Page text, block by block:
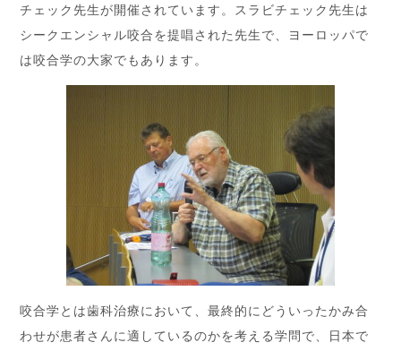
チェック先生が開催されています。スラビチェック先生は
シークエンシャル咬合を提唱された先生で、ヨーロッパで
は咬合学の大家でもあります。
咬合学とは歯科治療において、最終的にどういったかみ合
わせが患者さんに適しているのかを考える学問で、日本で